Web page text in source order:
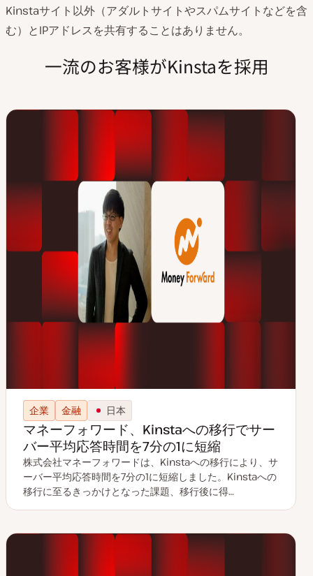
Kinstaサイト以外（アダルトサイトやスパムサイトなどを含
む）とIPアドレスを共有することはありません。
一流のお客様がKinstaを採用
企業 金融 日本
マネーフォワード、Kinstaへの移行でサー
バー平均応答時間を7分の1に短縮
株式会社マネーフォワードは、Kinstaへの移行により、サ
ーバー平均応答時間を7分の1に短縮しました。Kinstaへの
移行に至るきっかけとなった課題、移行後に得…